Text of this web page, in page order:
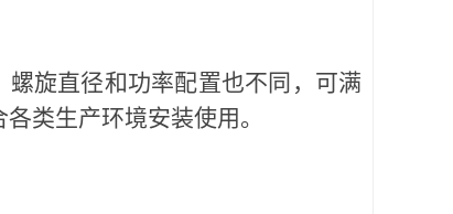
螺旋直径和功率配置也不同，可满
类生产环境安装使用。